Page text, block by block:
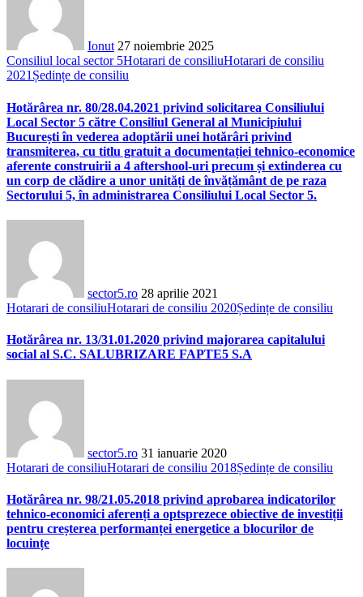
Ionut 27 noiembrie 2025
Consiliul local sector 5Hotarari de consiliuHotarari de consiliu
2021Ședințe de consiliu
Hotărârea nr. 80/28.04.2021 privind solicitarea Consiliului
Local Sector 5 către Consiliul General al Municipiului
București în vederea adoptării unei hotărâri privind
transmiterea, cu titlu gratuit a documentației tehnico-economice
aferente construirii a 4 aftershool-uri precum și extinderea cu
un corp de clădire a unor unități de învățământ de pe raza
Sectorului 5, în administrarea Consiliului Local Sector 5.
sector5.ro 28 aprilie 2021
Hotarari de consiliuHotarari de consiliu 2020Ședințe de consiliu
Hotărârea nr. 13/31.01.2020 privind majorarea capitalului
social al S.C. SALUBRIZARE FAPTE5 S.A
sector5.ro 31 ianuarie 2020
Hotarari de consiliuHotarari de consiliu 2018Ședințe de consiliu
Hotărârea nr. 98/21.05.2018 privind aprobarea indicatorilor
tehnico-economici aferenți a optsprezece obiective de investiții
pentru creșterea performanței energetice a blocurilor de
locuințe